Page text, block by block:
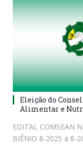
Eleição do
Alimentar e
EDITAL COMSEAN
BIÊNIO 8-2025 a 8-